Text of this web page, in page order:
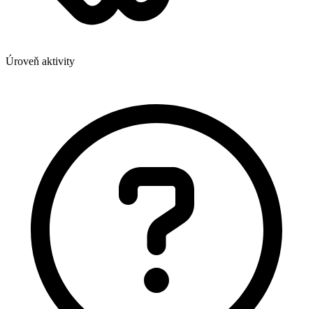
Úroveň aktivity